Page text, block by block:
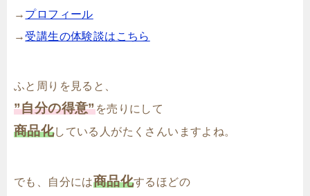
→ プロフィール
→ 受講生の体験談はこちら
ふと周りを見ると、
”自分の得意”を売りにして
商品化している人がたくさんいますよね。
でも、自分には商品化するほどの